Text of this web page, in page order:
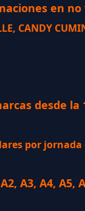
en no
CANDY
desde
por
A3, A4,